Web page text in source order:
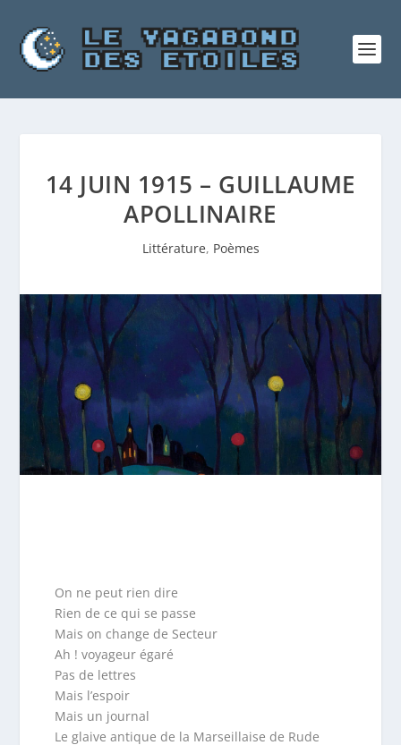
14 JUIN 1915 – GUILLAUME
APOLLINAIRE
Littérature, Poèmes
On ne peut rien dire
Rien de ce qui se passe
Mais on change de Secteur
Ah ! voyageur égaré
Pas de lettres
Mais l’espoir
Mais un journal
Le glaive antique de la Marseillaise de Rude